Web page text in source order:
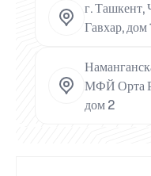
г. Ташкент,
Гавхар, дом 1
МФЙ Орта
дом 2